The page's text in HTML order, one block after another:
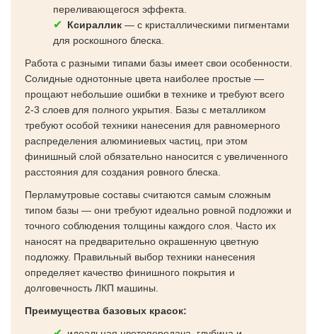
переливающегося эффекта.
Ксираллик — с кристаллическими пигментами
для роскошного блеска.
Работа с разными типами базы имеет свои особенности.
Солидные однотонные цвета наиболее простые —
прощают небольшие ошибки в технике и требуют всего
2-3 слоев для полного укрытия. Базы с металликом
требуют особой техники нанесения для равномерного
распределения алюминиевых частиц, при этом
финишный слой обязательно наносится с увеличенного
расстояния для создания ровного блеска.
Перламутровые составы считаются самым сложным
типом базы — они требуют идеально ровной подложки и
точного соблюдения толщины каждого слоя. Часто их
наносят на предварительно окрашенную цветную
подложку. Правильный выбор техники нанесения
определяет качество финишного покрытия и
долговечность ЛКП машины.
Преимущества базовых красок: